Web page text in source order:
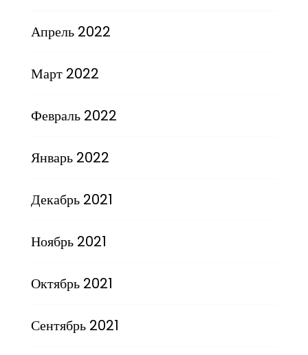
Апрель 2022
Март 2022
Февраль 2022
Январь 2022
Декабрь 2021
Ноябрь 2021
Октябрь 2021
Сентябрь 2021